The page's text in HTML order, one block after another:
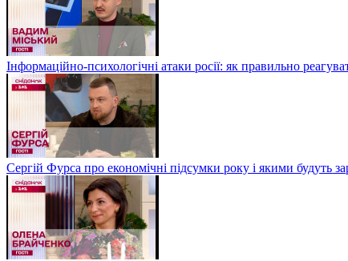
Інформаційно-психологічні атаки росії: як правильно
Сергій Фурса про економічні підсумки року і якими будуть